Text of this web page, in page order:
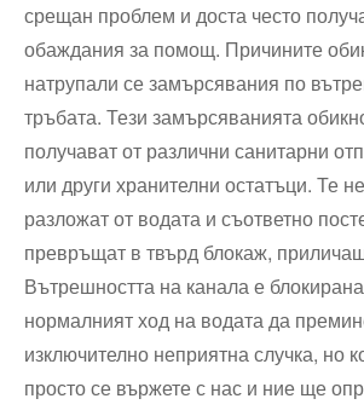
срещан проблем и доста често
обаждания за помощ. Причините
натрупали се замърсявания по
тръбата. Тези замърсяванията
получават от различни санитарни
или други хранителни остатъци. Те
разложат от водата и съответно
превръщат в твърд блокаж,
Вътрешността на канала е
нормалният ход на водата да
изключително неприятна случка, но
просто се вържете с нас и ние ще